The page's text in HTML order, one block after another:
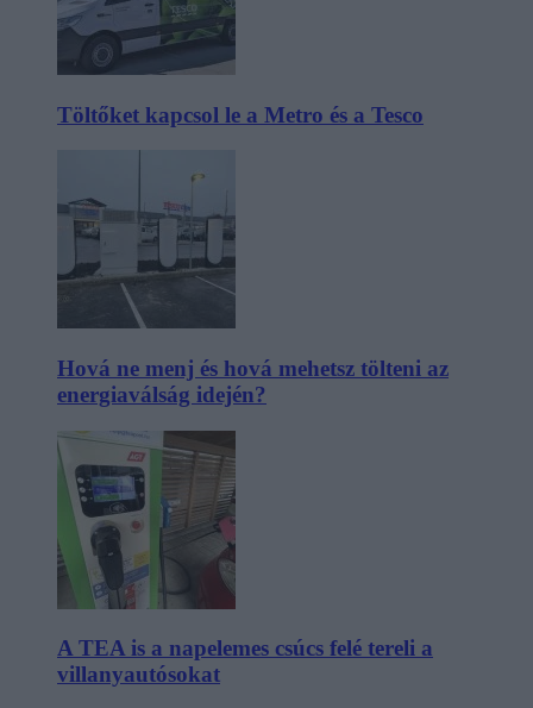
Töltőket kapcsol le a Metro és a Tesco
Hová ne menj és hová mehetsz tölteni az
energiaválság idején?
A TEA is a napelemes csúcs felé tereli a
villanyautósokat